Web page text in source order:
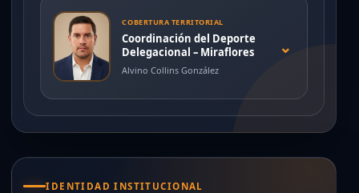
COBERTURA TERRITORIAL
Coordinación del Deporte
Delegacional – Miraflores
Alvino Collins González
⌄
IDENTIDAD INSTITUCIONAL